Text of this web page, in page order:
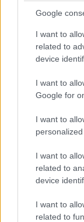
Google
I want to
related to
device
I want to
Google for
I want to
personalized
I want to
related to
device
I want to
related to
márciusban,
Több tonnányi
az